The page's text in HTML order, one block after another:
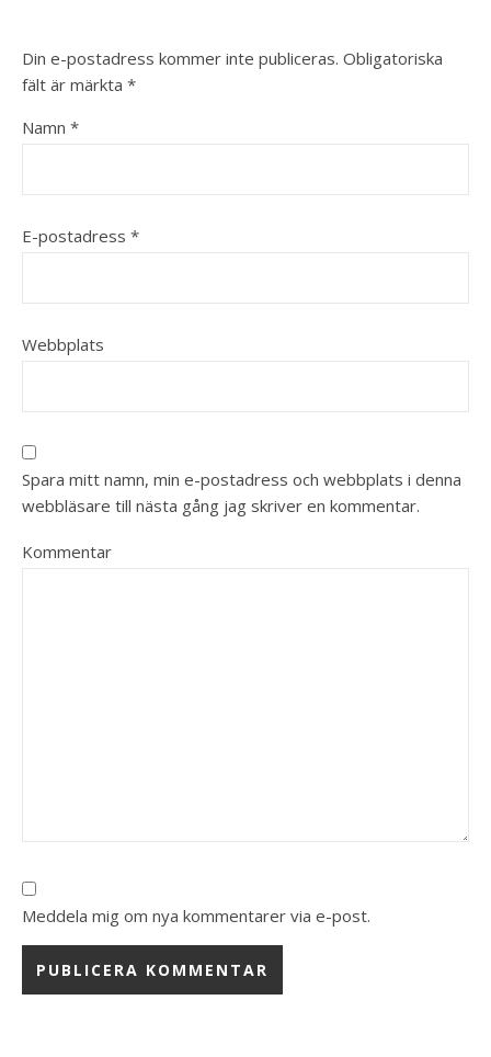
Din e-postadress kommer inte publiceras. Obligatoriska
fält är märkta *
Namn *
E-postadress *
Webbplats
Spara mitt namn, min e-postadress och webbplats i denna
webbläsare till nästa gång jag skriver en kommentar.
Kommentar
Meddela mig om nya kommentarer via e-post.